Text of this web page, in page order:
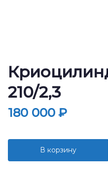
210/2,3
180 000₽
В корзину